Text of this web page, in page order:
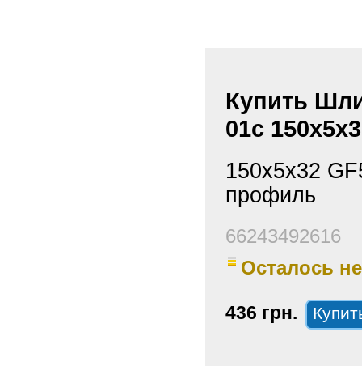
Купить
01с
150х5х32
профиль
66243492616
Осталось
436 грн.